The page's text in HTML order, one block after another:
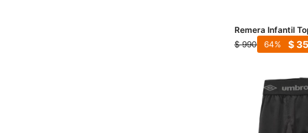
Remera Infantil
- Negro
$ 990 $
64